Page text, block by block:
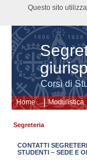
Corsi di
Home Modulistica
Segreteria
CONTATTI
STUDENTI – SEDE E
Questo sito